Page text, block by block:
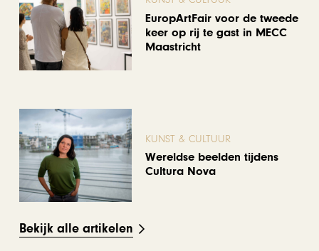
EuropArtFair voor de tweede
keer op rij te gast in MECC
Maastricht
KUNST & CULTUUR
Wereldse beelden tijdens
Cultura Nova
Bekijk alle artikelen